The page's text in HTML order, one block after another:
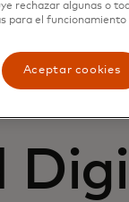
rechazar algunas o
para el funcionamiento
Aceptar cookies